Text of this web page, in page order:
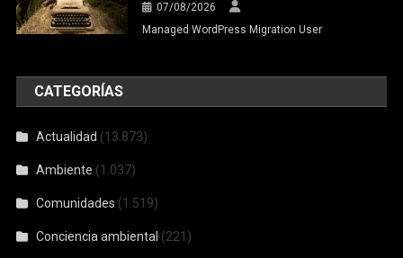
07/08/2026
Managed WordPress Migration User
CATEGORÍAS
Actualidad (13.873)
Ambiente (1.037)
Comunidades (1.519)
Conciencia ambiental (221)